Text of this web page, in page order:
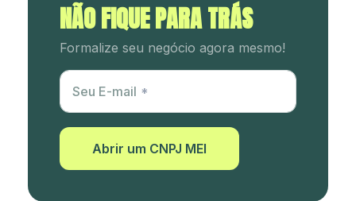
NÃO FIQUE PARA TRÁS
Formalize seu negócio agora mesmo!
Utm Content
Seu E-mail
Abrir um CNPJ MEI